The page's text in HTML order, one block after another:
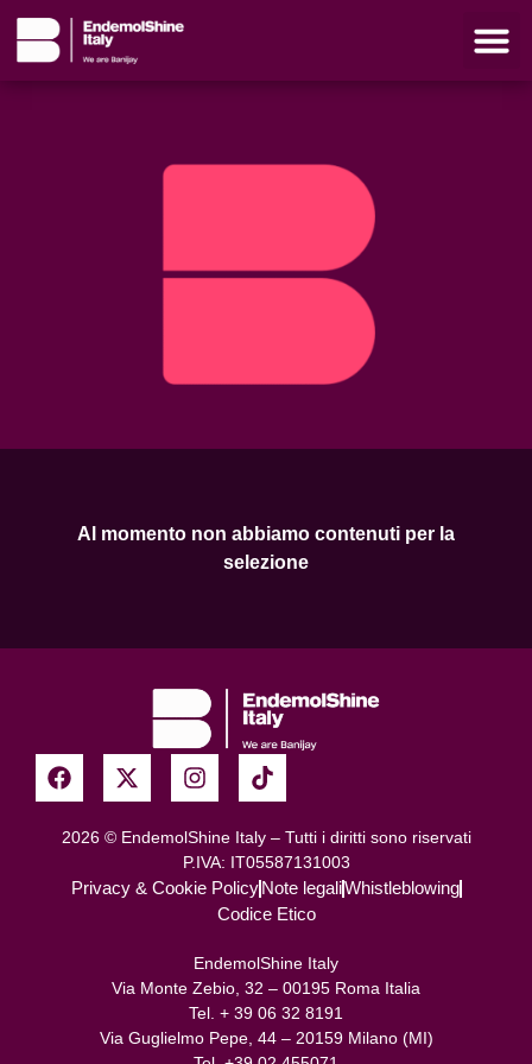
Al momento non abbiamo contenuti per la
selezione
2026 © EndemolShine Italy – Tutti i diritti sono riservati
P.IVA: IT05587131003
Privacy & Cookie Policy Note legaliWhistleblowing
Codice Etico
EndemolShine Italy
Via Monte Zebio, 32 – 00195 Roma Italia
Tel. + 39 06 32 8191
Via Guglielmo Pepe, 44 – 20159 Milano (MI)